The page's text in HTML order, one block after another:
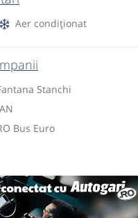
Aer condiționat
Stanchi
Bus Euro